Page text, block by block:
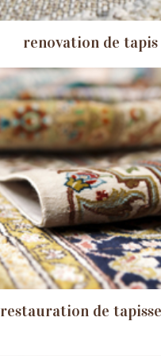
renovation de tapis
restauration de